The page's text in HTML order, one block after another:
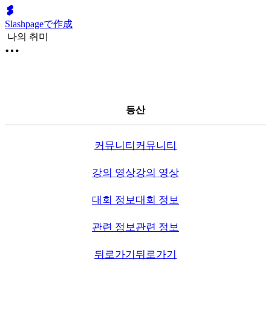
Slashpageで作成
나의 취미
등산
커뮤니티 커뮤니티
강의 영상강의 영상
대회 정보대회 정보
관련 정보 관련 정보
뒤로가기 뒤로가기